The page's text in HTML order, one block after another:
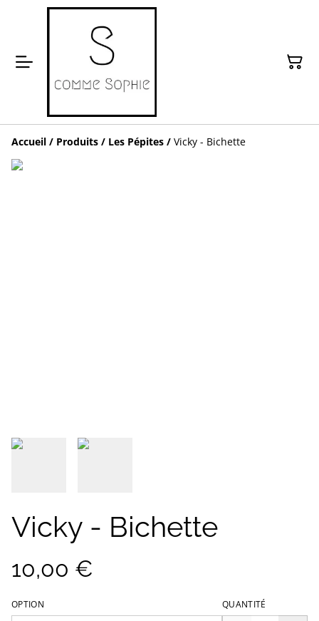
Accueil / Produits / Les Pépites / Vicky - Bichette
Vicky - Bichette
10,00 €
OPTION QUANTITÉ